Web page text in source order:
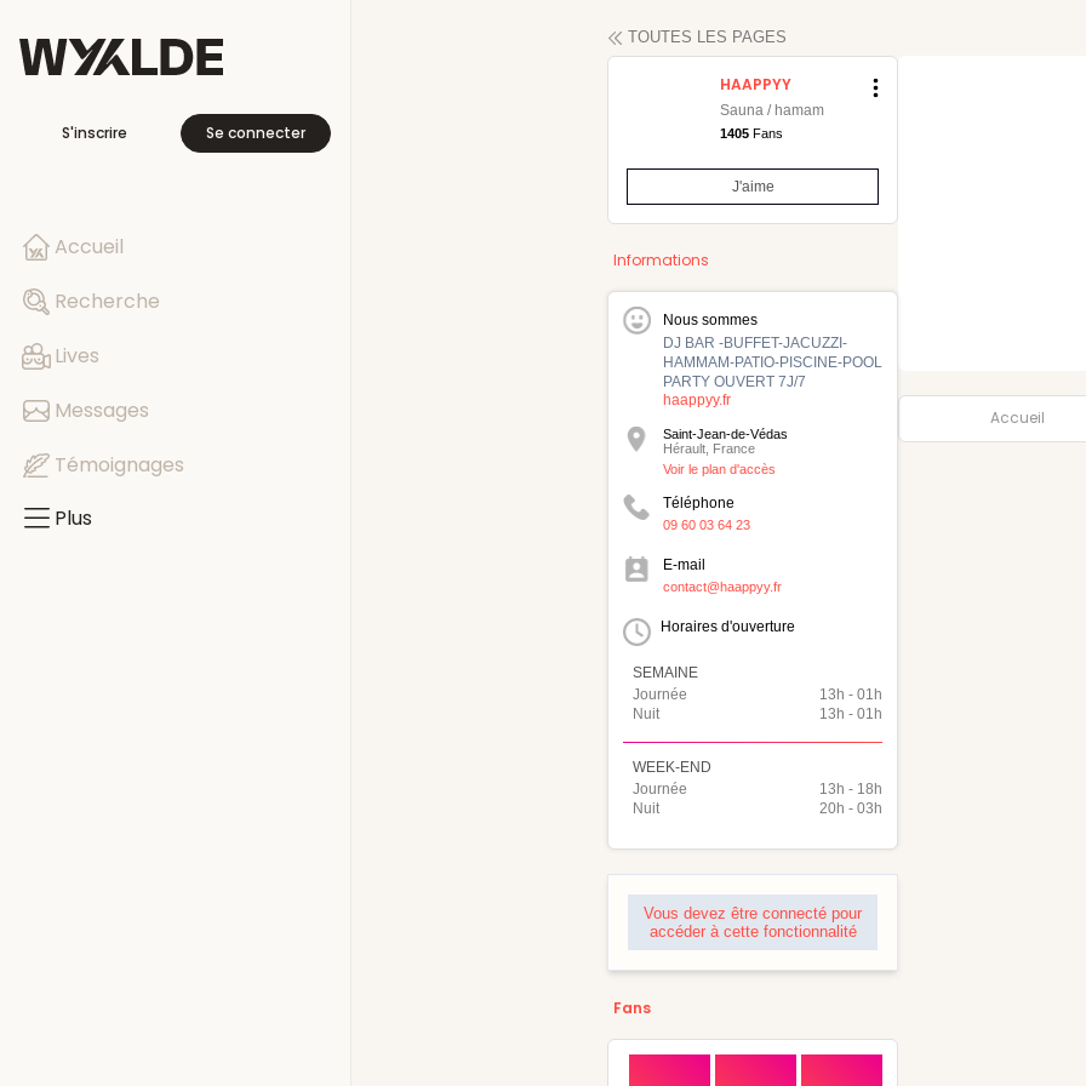
S'inscrire Se connecter
Accueil
Recherche
Lives
Messages
Témoignages
Plus
TOUTES LES PAGES
HAAPPYY
Sauna / hamam
1405 Fans
J'aime
Informations
Nous sommes
DJ BAR -BUFFET-JACUZZI-
HAMMAM-PATIO-PISCINE-POOL
PARTY OUVERT 7J/7
haappyy.fr
Saint-Jean-de-Védas
Hérault, France
Voir le plan d'accès
Téléphone
09 60 03 64 23
E-mail
contact@haappyy.fr
Horaires d'ouverture
SEMAINE
Journée
13h - 01h
Nuit
13h - 01h
WEEK-END
Journée
13h - 18h
Nuit
20h - 03h
Vous devez être connecté pour
accéder à cette fonctionnalité
Fans
Accueil